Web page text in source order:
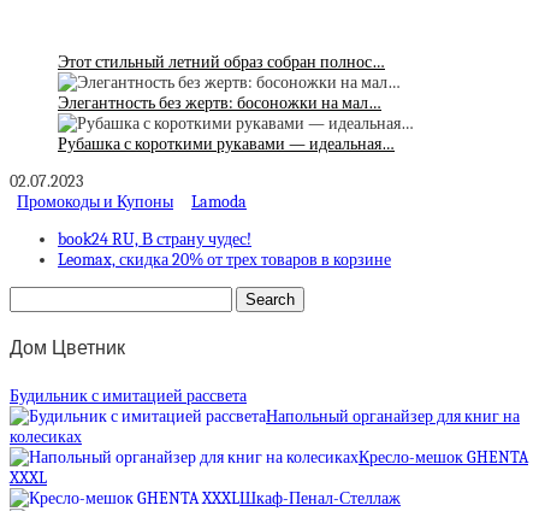
Этот стильный летний образ собран полнос…
Элегантность без жертв: босоножки на мал…
Рубашка с короткими рукавами — идеальная…
02.07.2023
Промокоды и Купоны
Lamoda
book24 RU, В страну чудес!
Leomax, скидка 20% от трех товаров в корзине
Дом Цветник
Будильник с имитацией рассвета
Напольный органайзер для книг на
колесиках
Кресло-мешок GHENTA
XXXL
Шкаф-Пенал-Стеллаж